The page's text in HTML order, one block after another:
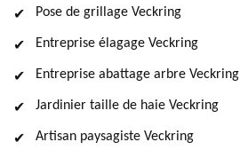
Pose de grillage Veckring
Entreprise élagage Veckring
Entreprise abattage arbre Veckring
Jardinier taille de haie Veckring
Artisan paysagiste Veckring